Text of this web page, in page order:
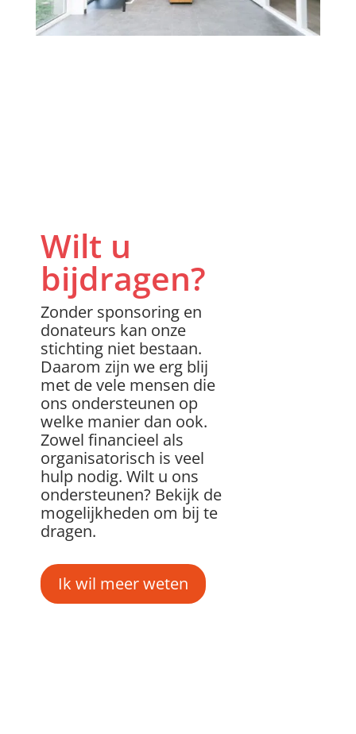
Wilt u
bijdragen?
Zonder sponsoring en
donateurs kan onze
stichting niet bestaan.
Daarom zijn we erg blij
met de vele mensen die
ons ondersteunen op
welke manier dan ook.
Zowel financieel als
organisatorisch is veel
hulp nodig. Wilt u ons
ondersteunen? Bekijk de
mogelijkheden om bij te
dragen.
Ik wil meer weten